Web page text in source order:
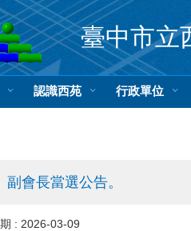
臺中市立
認識西苑 行政單位
會長當選公告。
: 2026-03-09